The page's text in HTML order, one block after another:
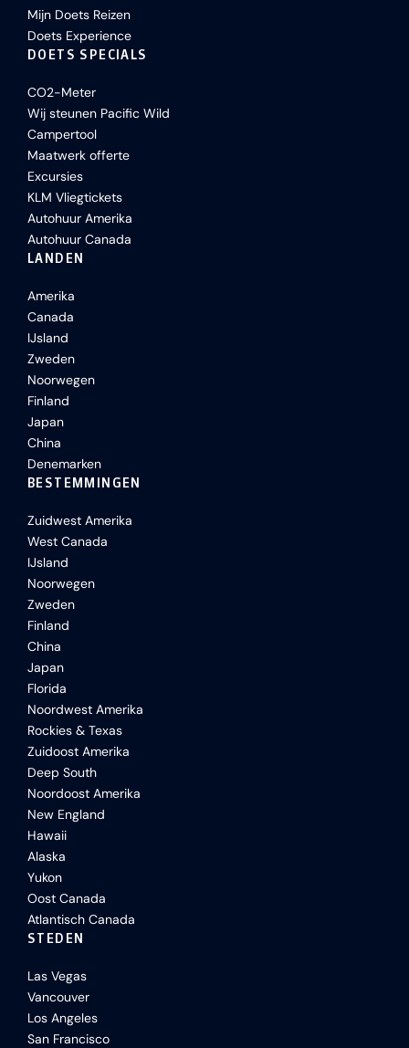
Mijn Doets Reizen
Doets Experience
DOETS SPECIALS
CO2-Meter
Wij steunen Pacific Wild
Campertool
Maatwerk offerte
Excursies
KLM Vliegtickets
Autohuur Amerika
Autohuur Canada
LANDEN
Amerika
Canada
IJsland
Zweden
Noorwegen
Finland
Japan
China
Denemarken
BESTEMMINGEN
Zuidwest Amerika
West Canada
IJsland
Noorwegen
Zweden
Finland
China
Japan
Florida
Noordwest Amerika
Rockies & Texas
Zuidoost Amerika
Deep South
Noordoost Amerika
New England
Hawaii
Alaska
Yukon
Oost Canada
Atlantisch Canada
STEDEN
Las Vegas
Vancouver
Los Angeles
San Francisco